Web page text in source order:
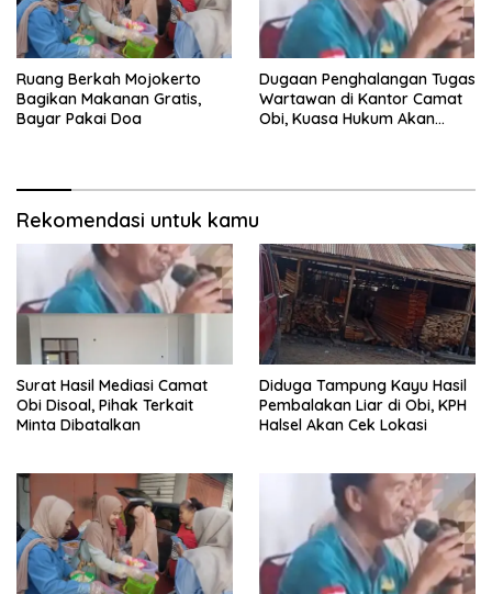
Ruang Berkah Mojokerto
Bagikan Makanan Gratis,
Bayar Pakai Doa
Dugaan Penghalangan Tugas
Wartawan di Kantor Camat
Obi, Kuasa Hukum Akan
Rekomendasi untuk kamu
Surat Hasil Mediasi Camat
Obi Disoal, Pihak Terkait
Minta Dibatalkan
Diduga Tampung Kayu Hasil
Pembalakan Liar di Obi, KPH
Halsel Akan Cek Lokasi